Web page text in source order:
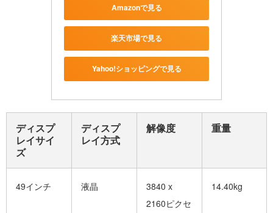
Amazonで見る
楽天市場で見る
Yahoo!ショッピングで見る
ディスプ
レイサイ
ズ
ディスプ
レイ方式
解像度 重量
49インチ 液晶
3840 x
2160ピクセ
14.40kg